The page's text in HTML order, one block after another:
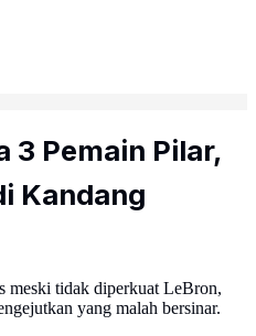
3 Pemain Pilar,
Kandang
meski tidak diperkuat LeBron,
yang malah bersinar.